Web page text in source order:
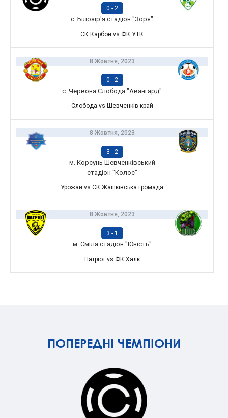
0 - 2
с. Білозір'я стадіон "Зоря"
СК Карбон vs ФК УТК
8 Жовтня, 2023
0 - 2
с. Червона Слобода "Авангард"
Слобода vs Шевченків край
8 Жовтня, 2023
3 - 2
м. Корсунь Шевченківський
стадіон "Колос"
Урожай vs СК Жашківська громада
8 Жовтня, 2023
3 - 1
м. Сміла стадіон "Юність"
Патріот vs ФК Халк
ПОПЕРЕДНІ ЧЕМПІОНИ